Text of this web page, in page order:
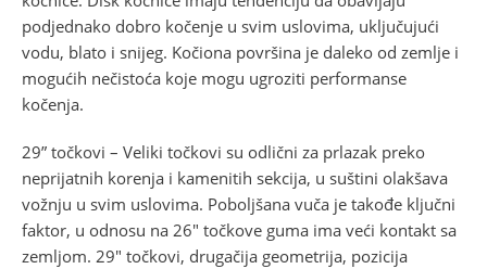
podjednako dobro kočenje u svim uslovima, uključujući
vodu, blato i snijeg. Kočiona površina je daleko od zemlje i
mogućih nečistoća koje mogu ugroziti performanse
kočenja.
29” točkovi – Veliki točkovi su odlični za prlazak preko
neprijatnih korenja i kamenitih sekcija, u suštini olakšava
vožnju u svim uslovima. Poboljšana vuča je takođe ključni
faktor, u odnosu na 26″ točkove guma ima veći kontakt sa
zemljom. 29″ točkovi, drugačija geometrija, pozicija